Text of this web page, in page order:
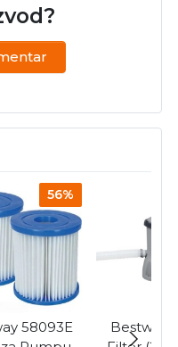
56%
58093E
Bestway